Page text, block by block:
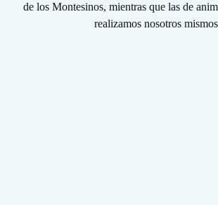
de los Montesinos, mientras que las de
realizamos nosotros